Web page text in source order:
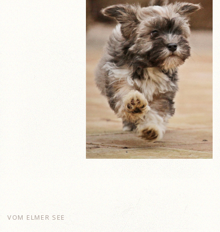
VOM ELMER SEE